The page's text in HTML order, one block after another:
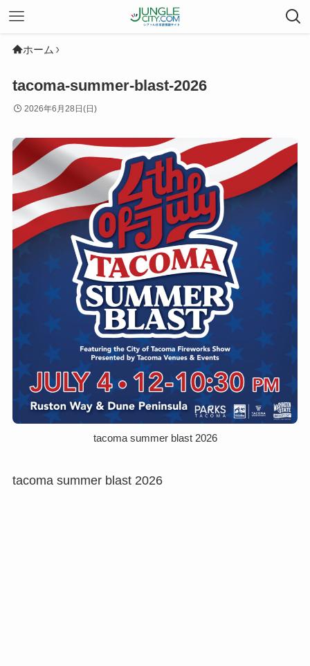
ホーム
tacoma-summer-blast-2026
2026年6月28日(日)
tacoma summer blast 2026
tacoma summer blast 2026